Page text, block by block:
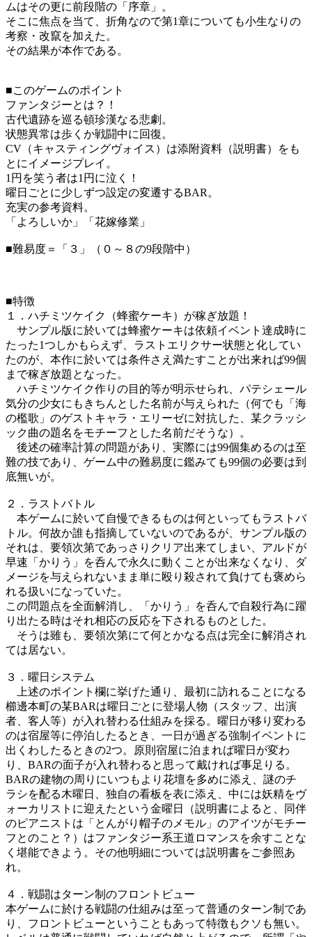
ムはその更に前段階の「序章」。
そこに焦点を当て、折角なので第1章についても小生なりの
考察・改竄を加えた。
その結果が本作である。
■このゲームのポイント
ファンタジーとは？！
古代遺跡を巡る頓珍漢なる悲劇。
状態異常は歩くか戦闘中に回復。
CV（キャスティングヴォイス）は添附資料（説明書）をも
とにイメージプレイ。
1円を笑う者は1円に泣く！
曜日ごとに少しずつ設定の変遷するBAR。
充実の参考資料。
「よろしいか」「花嫁修業」
■難易度＝「３」（０～８の9段階中）
■特徴
１．ハチミツケイク（蜂蜜ケーキ）が稼ぎ放題！
サンプル版に於いては蜂蜜ケーキは依頼イベント達成時に
たった1つしかもらえず、ラストエリクサー状態と化してい
たのが、本作に於いては条件さえ満たすことが出来れば99個
まで稼ぎ放題となった。
ハチミツケイク作りの目的等が明示せられ、パテシェール
気分の少女にもきちんとした名前が与えられた（何でも「海
の檻歌」のゲストキャラ・エリーゼに対抗した、某クラッシ
ック曲の題名をモチーフとした名前だそうな）。
後述の確率計算の問題があり、実際には99個集めるのは至
難の技であり、ゲーム中の難易度に鑑みても99個の必要は到
底無いが。
２．ラストバトル
本ゲームに於いて自慢できるものは何といってもラストバ
トル。何故か誰も指摘していないのであるが、サンプル版の
それは、要領次第であっさりクリア出来てしまい、アルドが
早速「かりう」を呑んで永久に動くことが出来なくなり、ダ
メージを与えられないまま単に殴り殺されて負けても褒めら
れる扱いになっていた。
この問題点を全面解消し、「かりう」を呑んで自殺行為に躍
り出たる時はそれ相応の反応を下されるものとした。
そうは雖も、要領次第にて何とかなる点は完全に解消され
ては居ない。
３．曜日システム
上述のポイント欄に挙げた通り、最初に訪れることになる
櫛邊本町の某BARは曜日ごとに登場人物（スタッフ、出演
者、客人等）が入れ替わる仕組みを採る。曜日が移り変わる
のは宿屋等に停泊したるとき、一日が過ぎる強制イベントに
出くわしたるときの2つ。原則宿屋に泊まれば曜日が変わ
り、BARの面子が入れ替わると思って戴ければ事足りる。
BARの建物の周りにいつもより花壇を多めに添え、謎のチ
ラシを配る木曜日、独自の看板を表に添え、中には妖精をヴ
ォーカリストに迎えたという金曜日（説明書によると、同伴
のピアニストは「とんがり帽子のメモル」のアイツがモチー
フとのこと？）はファンタジー系王道ロマンスを余すことな
く堪能できよう。その他明細については説明書をご参照あ
れ。
４．戦闘はターン制のフロントビュー
本ゲームに於ける戦闘の仕組みは至って普通のターン制であ
り、フロントビューということもあって特徴もクソも無い。